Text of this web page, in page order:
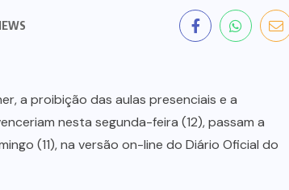
a proibição das aulas presenciais e a
nesta segunda-feira (12), passam a
(11), na versão on-line do Diário Oficial do